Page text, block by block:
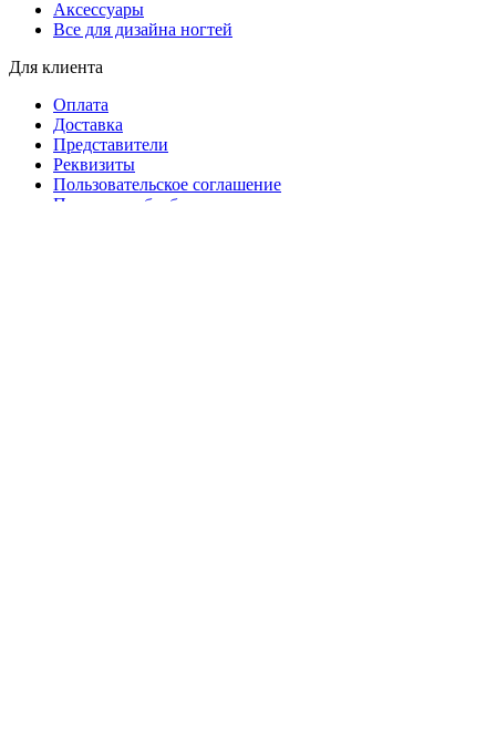
Аксессуары
Все для дизайна ногтей
Для клиента
Оплата
Доставка
Представители
Реквизиты
Пользовательское соглашение
Политики обработки персональных данных